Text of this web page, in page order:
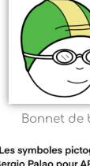
Bonnet de